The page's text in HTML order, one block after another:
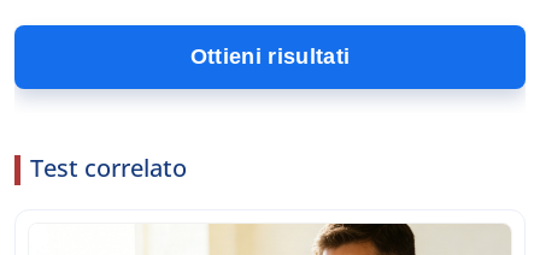
Ottieni risultati
Test correlato